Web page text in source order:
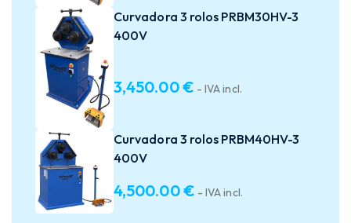
Curvadora 3 rolos PRBM30HV-3
400V
3,450.00€ - IVA incl.
Curvadora 3 rolos PRBM40HV-3
400V
4,500.00€ - IVA incl.